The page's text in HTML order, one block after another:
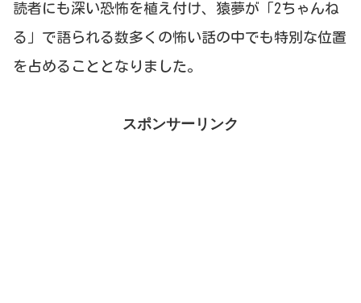
読者にも深い恐怖を植え付け、猿夢が「2ちゃんね
る」で語られる数多くの怖い話の中でも特別な位置
を占めることとなりました。
スポンサーリンク